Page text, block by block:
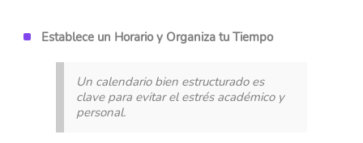
Establece un Horario y Organiza tu Tiempo
Un calendario bien estructurado es
clave para evitar el estrés académico y
personal.